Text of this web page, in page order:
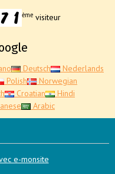
ème visiteur
Deutsch
Nederlands
Polish
Norwegian
Croatian
Hindi
Arabic
e-monsite